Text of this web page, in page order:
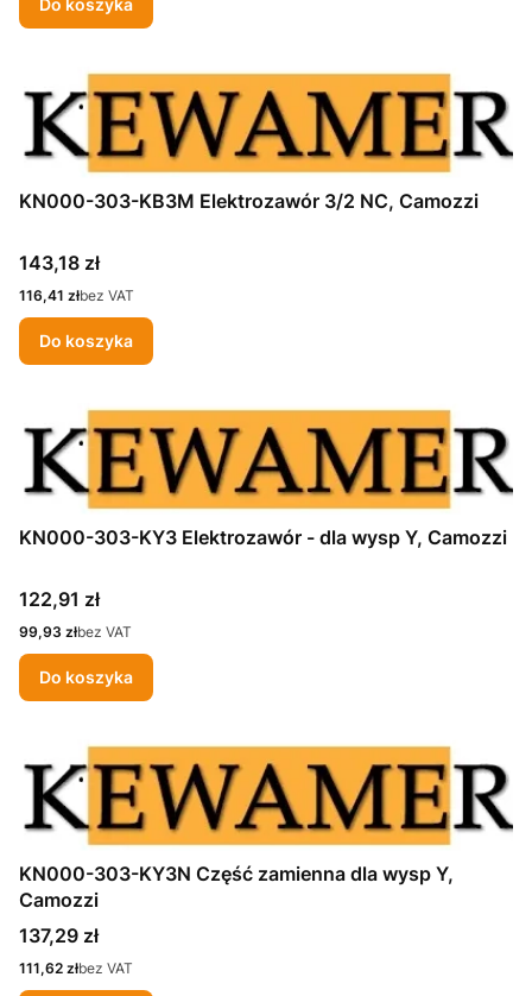
KN000-303-KB3M Elektrozawór 3/2 NC, Camozzi
Cena
143,18 zł
Cena
116,41 złbez VAT
Do koszyka
KN000-303-KY3 Elektrozawór - dla wysp Y, Camozzi
Cena
122,91 zł
Cena
99,93 złbez VAT
Do koszyka
KN000-303-KY3N Część zamienna dla wysp Y,
Camozzi
Cena
137,29 zł
Cena
111,62 złbez VAT